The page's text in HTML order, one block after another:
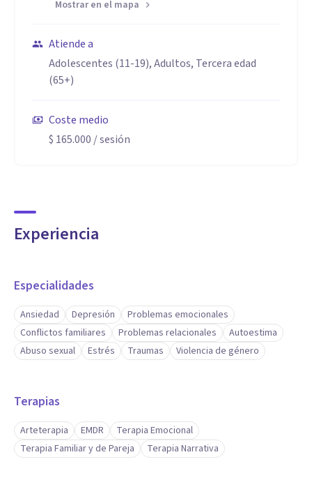
Mostrar en el mapa
Atiende a
Adolescentes (11-19), Adultos, Tercera edad
(65+)
Coste medio
$ 165.000 / sesión
Experiencia
Especialidades
Ansiedad Depresión
Problemas emocionales
Conflictos familiares
Problemas relacionales
Autoestima
Abuso sexual
Estrés Traumas Violencia de género
Terapias
Arteterapia EMDR
Terapia Emocional
Terapia Familiar y de Pareja
Terapia Narrativa